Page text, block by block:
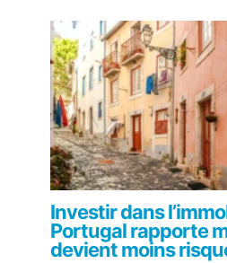
Investir dans
Portugal rapporte
devient moins